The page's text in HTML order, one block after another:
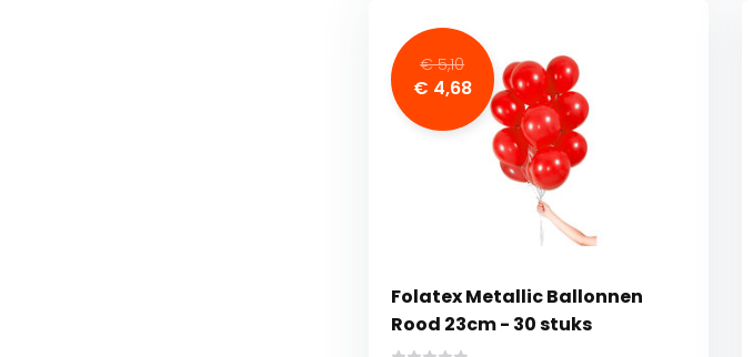
€ 5,10
€ 4,68
Folatex Metallic Ballonnen
Rood 23cm - 30 stuks